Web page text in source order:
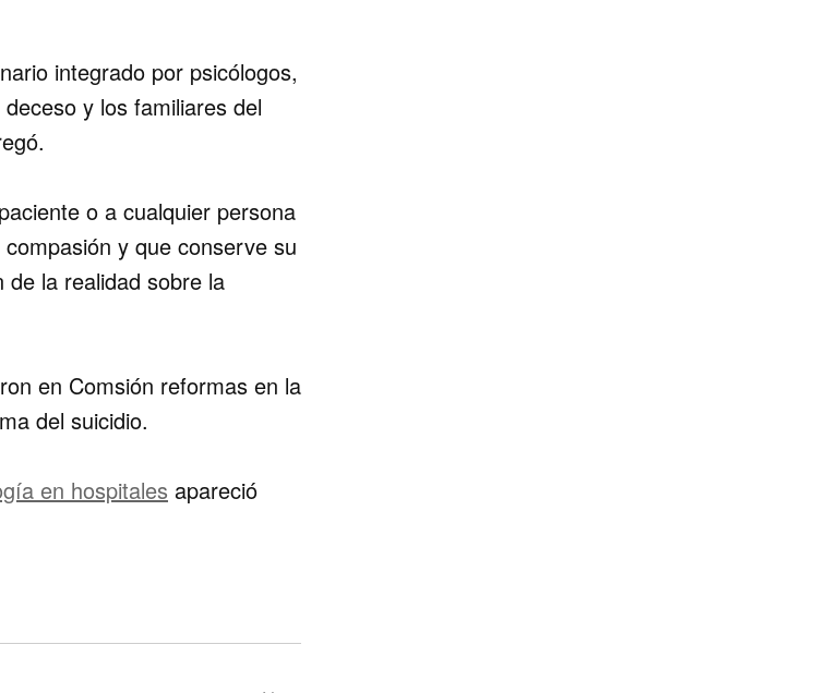
integrado por psicólogos,
y los familiares del
o a cualquier persona
y que conserve su
la realidad sobre la
en Comsión reformas en la
del suicidio.
en hospitales apareció